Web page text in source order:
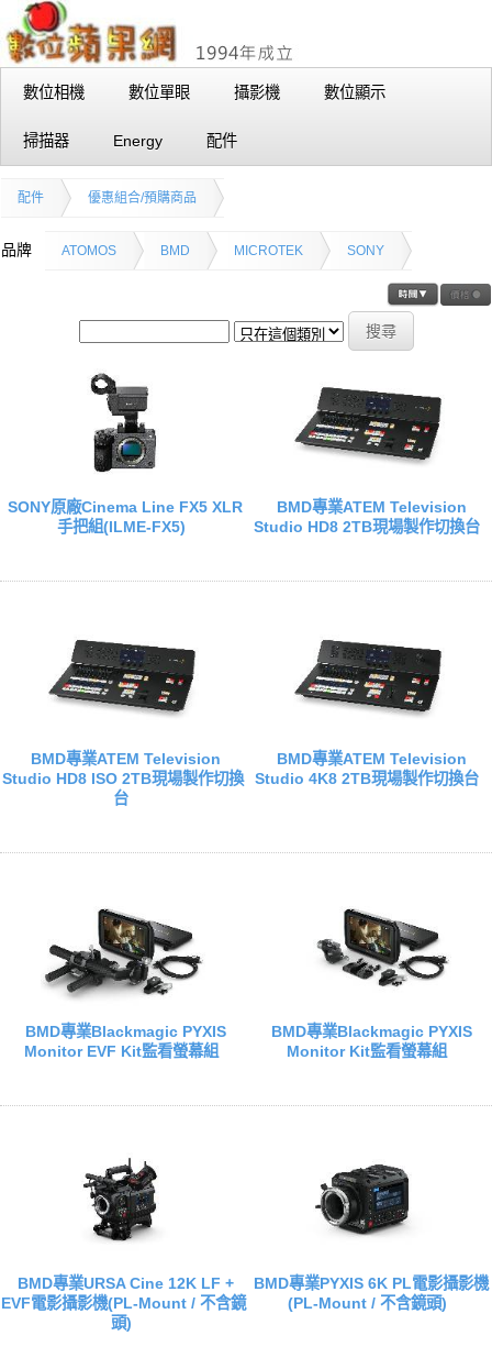
數位相機 數位單眼 攝影機 數位顯示
掃描器 Energy 配件
配件 優惠組合/預購商品
品牌 ATOMOS BMD MICROTEK SONY
SONY原廠Cinema Line FX5 XLR
手把組(ILME-FX5)
BMD專業ATEM Television
Studio HD8 2TB現場製作切換台
BMD專業ATEM Television
Studio HD8 ISO 2TB現場製作切換
台
BMD專業ATEM Television
Studio 4K8 2TB現場製作切換台
BMD專業Blackmagic PYXIS
Monitor EVF Kit監看螢幕組
BMD專業Blackmagic PYXIS
Monitor Kit監看螢幕組
BMD專業URSA Cine 12K LF +
EVF電影攝影機(PL-Mount / 不含鏡
頭)
BMD專業PYXIS 6K PL電影攝影機
(PL-Mount / 不含鏡頭)